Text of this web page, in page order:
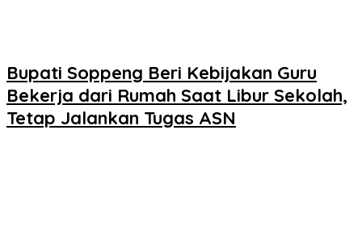
Bupati Soppeng Beri Kebijakan Guru
Bekerja dari Rumah Saat Libur Sekolah,
Tetap Jalankan Tugas ASN